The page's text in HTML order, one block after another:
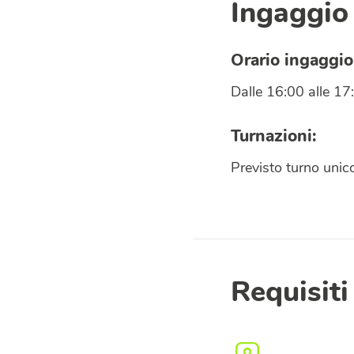
Ingaggio
Orario
Dalle 16:00 alle
Turnazioni:
Previsto turno
Requisiti